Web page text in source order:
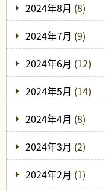
2024年8月 (8)
2024年7月 (9)
2024年6月 (12)
2024年5月 (14)
2024年4月 (8)
2024年3月 (2)
2024年2月 (1)